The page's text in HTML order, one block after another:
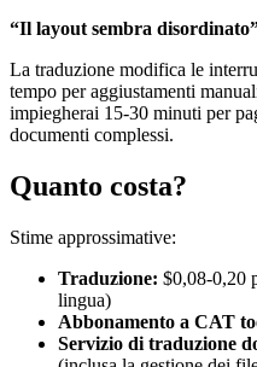
“Il layout sembra
La traduzione modifica le
tempo per aggiustamenti
impiegherai 15-30 minuti per
documenti complessi.
Quanto costa?
Stime approssimative:
Traduzione: $0,08-0,20
lingua)
Abbonamento a CAT
Servizio di traduzione